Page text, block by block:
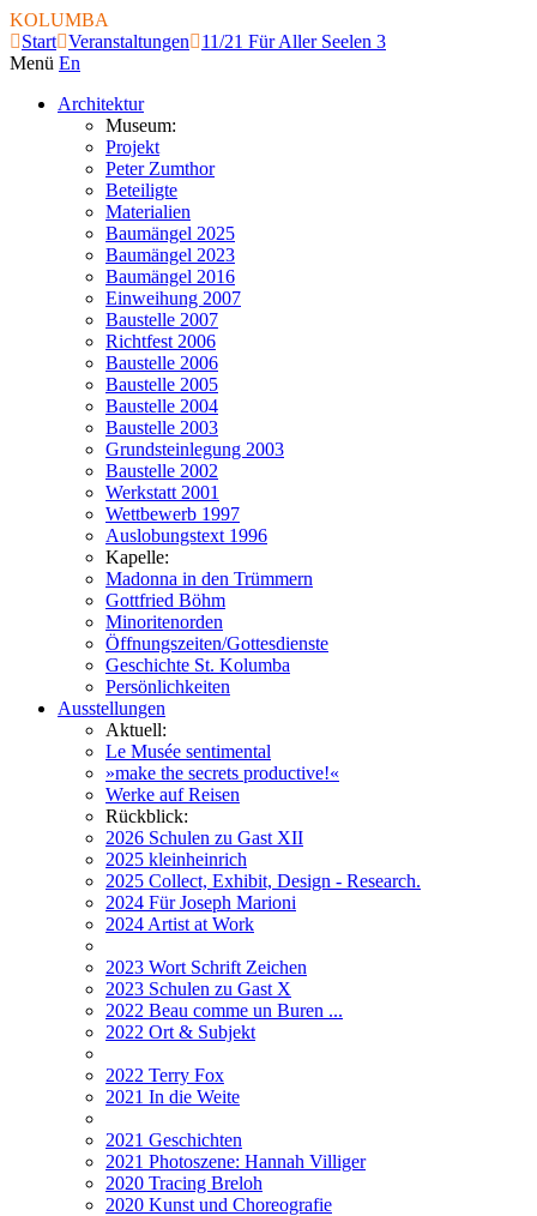
KOLUMBA
Start Veranstaltungen
11/21 Für Aller Seelen 3
Menü En
Architektur
Museum:
Projekt
Peter Zumthor
Beteiligte
Materialien
Baumängel 2025
Baumängel 2023
Baumängel 2016
Einweihung 2007
Baustelle 2007
Richtfest 2006
Baustelle 2006
Baustelle 2005
Baustelle 2004
Baustelle 2003
Grundsteinlegung 2003
Baustelle 2002
Werkstatt 2001
Wettbewerb 1997
Auslobungstext 1996
Kapelle:
Madonna in den Trümmern
Gottfried Böhm
Minoritenorden
Öffnungszeiten/Gottesdienste
Geschichte St. Kolumba
Persönlichkeiten
Ausstellungen
Aktuell:
Le Musée sentimental
»make the secrets productive!«
Werke auf Reisen
Rückblick:
2026 Schulen zu Gast XII
2025 kleinheinrich
2025 Collect, Exhibit, Design - Research.
2024 Für Joseph Marioni
2024 Artist at Work
2023 Wort Schrift Zeichen
2023 Schulen zu Gast X
2022 Beau comme un Buren ...
2022 Ort & Subjekt
2022 Terry Fox
2021 In die Weite
2021 Geschichten
2021 Photoszene: Hannah Villiger
2020 Tracing Breloh
2020 Kunst und Choreografie